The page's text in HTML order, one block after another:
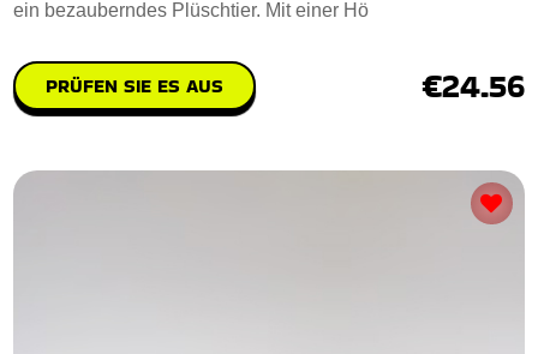
ein bezauberndes Plüschtier. Mit einer Hö
PRÜFEN SIE ES AUS €24.56